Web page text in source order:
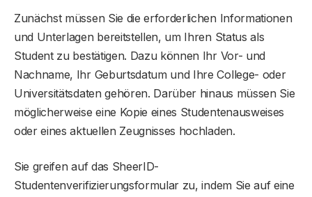
Zunächst müssen Sie die erforderlichen Informationen
und Unterlagen bereitstellen, um Ihren Status als
Student zu bestätigen. Dazu können Ihr Vor- und
Nachname, Ihr Geburtsdatum und Ihre College- oder
Universitätsdaten gehören. Darüber hinaus müssen Sie
möglicherweise eine Kopie eines Studentenausweises
oder eines aktuellen Zeugnisses hochladen.
Sie greifen auf das SheerID-
Studentenverifizierungsformular zu, indem Sie auf eine